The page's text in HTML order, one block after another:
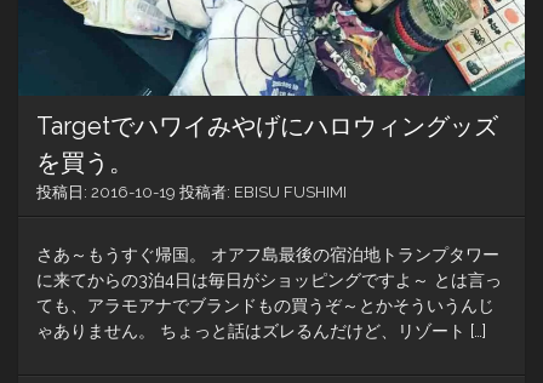
た。
Targetでハワイみやげにハロウィングッズ
を買う。
投稿日: 2016-10-19 投稿者: EBISU FUSHIMI
さあ～もうすぐ帰国。 オアフ島最後の宿泊地トランプタワー
に来てからの3泊4日は毎日がショッピングですよ～ とは言っ
ても、アラモアナでブランドもの買うぞ～とかそういうんじ
ゃありません。 ちょっと話はズレるんだけど、リゾート […]